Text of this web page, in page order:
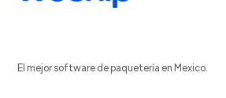
El mejor software de paquetería en Mexico.